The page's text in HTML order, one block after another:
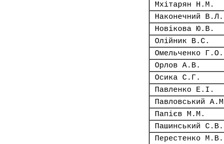
Мхітарян Н.М.
Наконечний В.Л.
Новікова Ю.В.
Олійник В.С.
Омельченко Г.О.
Орлов А.В.
Осика С.Г.
Павленко Е.І.
Павловський
Папієв М.М.
Пашинський С.В.
Перестенко М.В.